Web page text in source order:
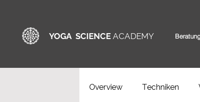
YOGA SCIENCE ACADEMY
Overview Techniken